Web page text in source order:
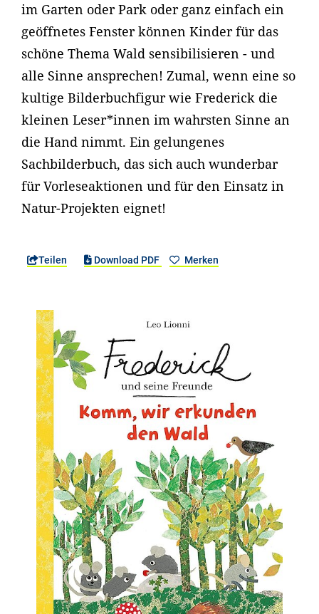
im Garten oder Park oder ganz einfach ein
geöffnetes Fenster können Kinder für das
schöne Thema Wald sensibilisieren - und
alle Sinne ansprechen! Zumal, wenn eine so
kultige Bilderbuchfigur wie Frederick die
kleinen Leser*innen im wahrsten Sinne an
die Hand nimmt. Ein gelungenes
Sachbilderbuch, das sich auch wunderbar
für Vorleseaktionen und für den Einsatz in
Natur-Projekten eignet!
Teilen Download PDF Merken